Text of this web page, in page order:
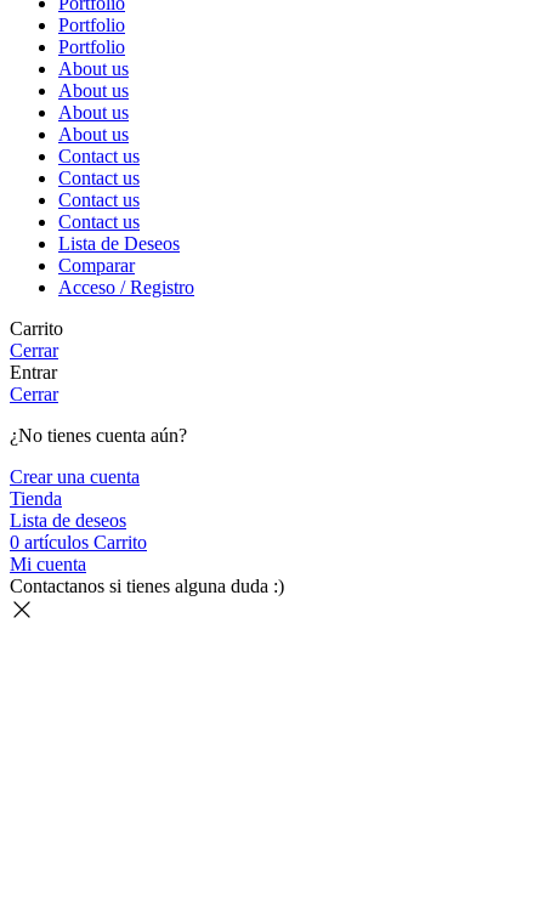
Portfolio
Portfolio
About us
About us
About us
About us
Contact us
Contact us
Contact us
Contact us
Lista de Deseos
Comparar
Acceso / Registro
Carrito
Cerrar
Entrar
Cerrar
¿No tienes cuenta aún?
Crear una cuenta
Tienda
Lista de deseos
0 artículos Carrito
Mi cuenta
Contactanos si tienes alguna duda :)